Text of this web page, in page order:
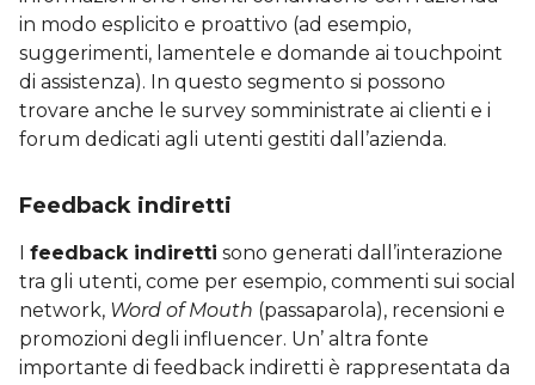
in modo esplicito e proattivo (ad esempio,
suggerimenti, lamentele e domande ai touchpoint
di assistenza). In questo segmento si possono
trovare anche le survey somministrate ai clienti e i
forum dedicati agli utenti gestiti dall’azienda.
Feedback indiretti
I feedback indiretti sono generati dall’interazione
tra gli utenti, come per esempio, commenti sui social
network, Word of Mouth (passaparola), recensioni e
promozioni degli influencer. Un’ altra fonte
importante di feedback indiretti è rappresentata da